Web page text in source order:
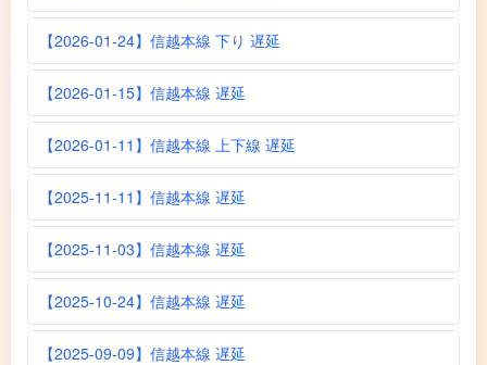
【2026-01-24】信越本線 下り 遅延
【2026-01-15】信越本線 遅延
【2026-01-11】信越本線 上下線 遅延
【2025-11-11】信越本線 遅延
【2025-11-03】信越本線 遅延
【2025-10-24】信越本線 遅延
【2025-09-09】信越本線 遅延